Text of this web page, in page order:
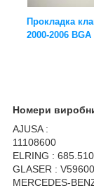
Прокладка
2000-2006
Номери
AJUSA :
11108600
ELRING : 685.510
GLASER :
MERCEDES-